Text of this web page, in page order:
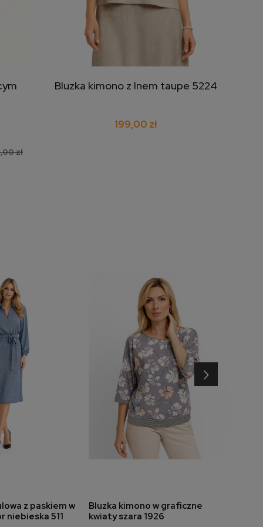
zł
dodaj do koszyka
Bluzka kimono z lnem taupe 5224
199,00 zł
koszyka
z paskiem w
niebieska 511
dodaj do koszyka
Bluzka kimono w graficzne
kwiaty szara 1926
›